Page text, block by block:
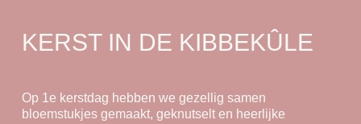
KERST IN DE KIBBEKÛLE
Op 1e kerstdag hebben we gezellig samen
bloemstukjes gemaakt, geknutselt en heerlijke